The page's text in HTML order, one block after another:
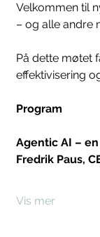
Velkommen til
– og alle andre
På dette møtet
effektivisering
Program
Agentic AI –
Fredrik Paus,
Vis mer